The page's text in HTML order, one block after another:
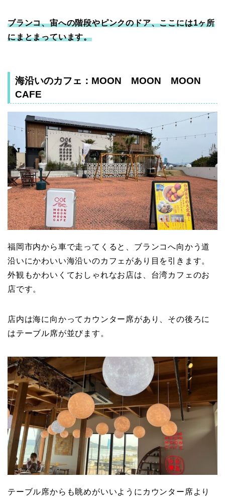
ブランコ、宙への階段やピンクのドア、ここには1ヶ所
にまとまっています。
海沿いのカフェ：MOON MOON MOON
CAFE
福岡市内から車で走ってくると、ブランコへ向かう道
沿いにかわいい海沿いのカフェがあり目を引きます。
外観もかわいくておしゃれなお店は、台湾カフェのお
店です。
店内は海に向かってカウンター席があり、その後ろに
はテーブル席が並びます。
テーブル席からも眺めがいいようにカウンター席より